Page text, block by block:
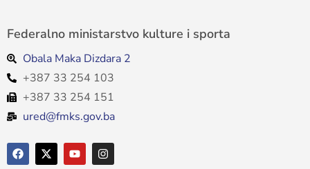
Federalno ministarstvo kulture i sporta
Obala Maka Dizdara 2
+387 33 254 103
+387 33 254 151
ured@fmks.gov.ba